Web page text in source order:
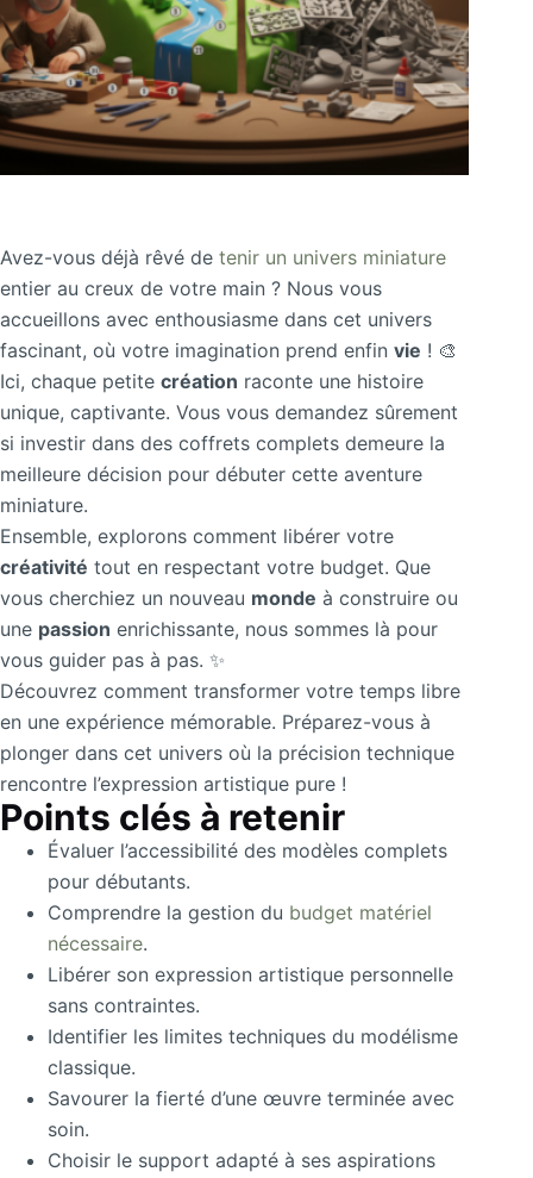
Avez-vous déjà rêvé de tenir un univers miniature
entier au creux de votre main ? Nous vous
accueillons avec enthousiasme dans cet univers
fascinant, où votre imagination prend enfin vie ! 🎨
Ici, chaque petite création raconte une histoire
unique, captivante. Vous vous demandez sûrement
si investir dans des coffrets complets demeure la
meilleure décision pour débuter cette aventure
miniature.
Ensemble, explorons comment libérer votre
créativité tout en respectant votre budget. Que
vous cherchiez un nouveau monde à construire ou
une passion enrichissante, nous sommes là pour
vous guider pas à pas. ✨
Découvrez comment transformer votre temps libre
en une expérience mémorable. Préparez-vous à
plonger dans cet univers où la précision technique
rencontre l’expression artistique pure !
Points clés à retenir
Évaluer l’accessibilité des modèles complets
pour débutants.
Comprendre la gestion du budget matériel
nécessaire.
Libérer son expression artistique personnelle
sans contraintes.
Identifier les limites techniques du modélisme
classique.
Savourer la fierté d’une œuvre terminée avec
soin.
Choisir le support adapté à ses aspirations